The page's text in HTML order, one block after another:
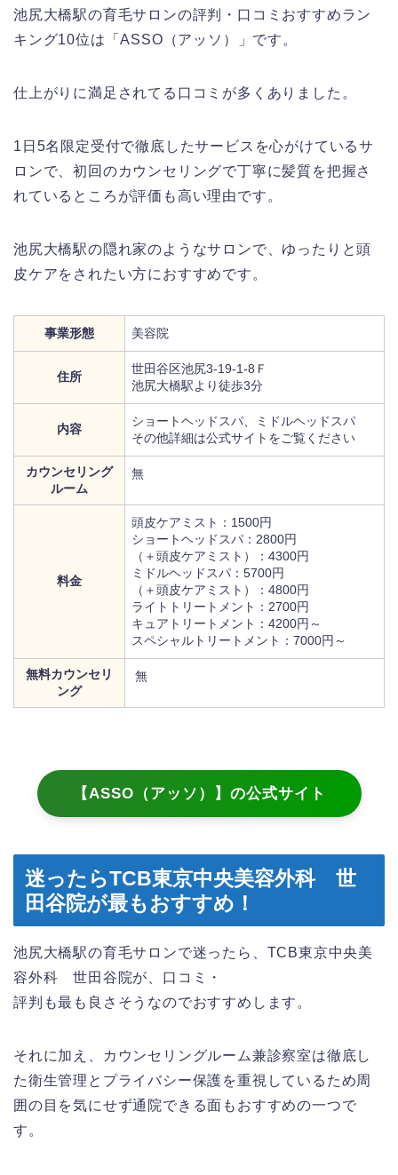
池尻大橋駅の育毛サロンの評判・口コミおすすめラン
キング10位は「ASSO（アッソ）」です。
仕上がりに満足されてる口コミが多くありました。
1日5名限定受付で徹底したサービスを心がけているサ
ロンで、初回のカウンセリングで丁寧に髪質を把握さ
れているところが評価も高い理由です。
池尻大橋駅の隠れ家のようなサロンで、ゆったりと頭
皮ケアをされたい方におすすめです。
事業形態 美容院
住所
世田谷区池尻3-19-1-8Ｆ
池尻大橋駅より徒歩3分
内容
ショートヘッドスパ、ミドルヘッドスパ
その他詳細は公式サイトをご覧ください
カウンセリング
ルーム
無
料金
頭皮ケアミスト：1500円
ショートヘッドスパ：2800円
（＋頭皮ケアミスト）：4300円
ミドルヘッドスパ：5700円
（＋頭皮ケアミスト）：4800円
ライトトリートメント：2700円
キュアトリートメント：4200円～
スペシャルトリートメント：7000円～
無料カウンセリ
ング
無
【ASSO（アッソ）】の公式サイト
迷ったらTCB東京中央美容外科 世
田谷院が最もおすすめ！
池尻大橋駅の育毛サロンで迷ったら、TCB東京中央美
容外科 世田谷院が、口コミ・
評判も最も良さそうなのでおすすめします。
それに加え、カウンセリングルーム兼診察室は徹底し
た衛生管理とプライバシー保護を重視しているため周
囲の目を気にせず通院できる面もおすすめの一つで
す。